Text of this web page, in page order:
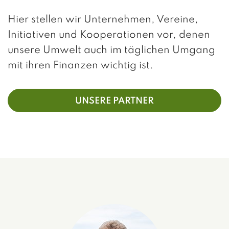
Hier stellen wir Unternehmen, Vereine,
Initiativen und Kooperationen vor, denen
unsere Umwelt auch im täglichen Umgang
mit ihren Finanzen wichtig ist.
UNSERE PARTNER